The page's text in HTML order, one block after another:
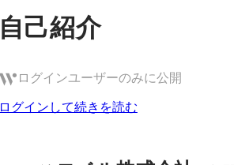
自己紹介
ログインユーザーのみに公開
ログインして続きを読む